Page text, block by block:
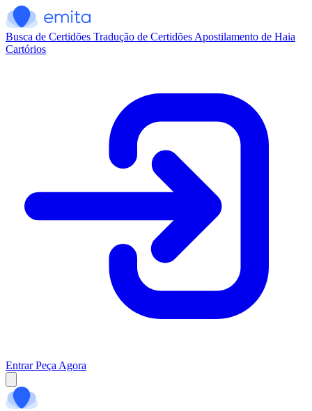
Busca de Certidões Tradução de Certidões Apostilamento de Haia
Cartórios
Entrar Peça Agora